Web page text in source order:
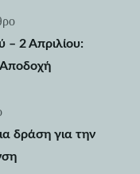
– 2 Απριλίου:
Αποδοχή
δράση για την